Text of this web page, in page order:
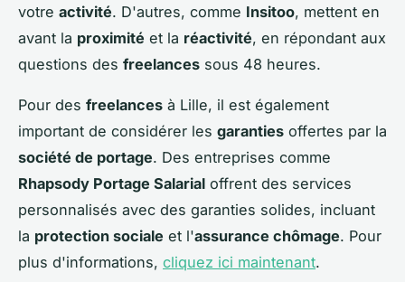
votre activité. D'autres, comme Insitoo, mettent en
avant la proximité et la réactivité, en répondant aux
questions des freelances sous 48 heures.
Pour des freelances à Lille, il est également
important de considérer les garanties offertes par la
société de portage. Des entreprises comme
Rhapsody Portage Salarial offrent des services
personnalisés avec des garanties solides, incluant
la protection sociale et l'assurance chômage. Pour
plus d'informations, cliquez ici maintenant.